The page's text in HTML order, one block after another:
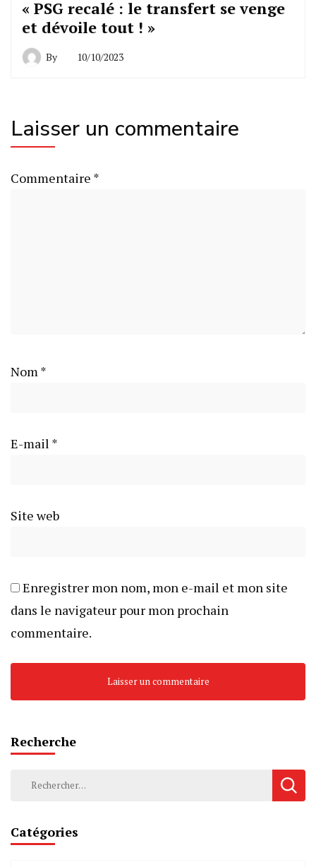
« PSG recalé : le transfert se venge
et dévoile tout ! »
By 10/10/2023
Laisser un commentaire
Commentaire *
Nom *
E-mail *
Site web
Enregistrer mon nom, mon e-mail et mon site
dans le navigateur pour mon prochain
commentaire.
Recherche
Rechercher :
Catégories